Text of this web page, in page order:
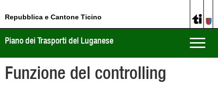
Repubblica e Cantone Ticino
Toggle
Piano dei Trasporti del Luganese
Funzione del controlling